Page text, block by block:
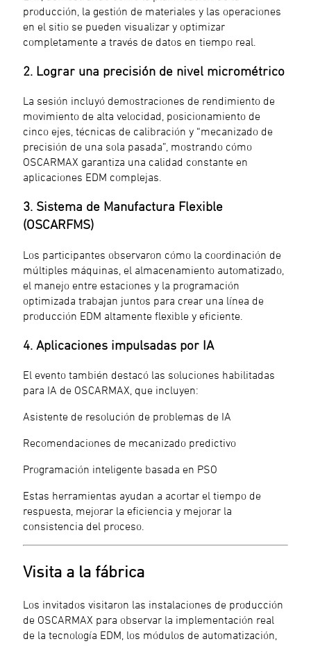
producción, la gestión de materiales y las operaciones
en el sitio se pueden visualizar y optimizar
completamente a través de datos en tiempo real.
2. Lograr una precisión de nivel micrométrico
La sesión incluyó demostraciones de rendimiento de
movimiento de alta velocidad, posicionamiento de
cinco ejes, técnicas de calibración y “mecanizado de
precisión de una sola pasada”, mostrando cómo
OSCARMAX garantiza una calidad constante en
aplicaciones EDM complejas.
3. Sistema de Manufactura Flexible
(OSCARFMS)
Los participantes observaron cómo la coordinación de
múltiples máquinas, el almacenamiento automatizado,
el manejo entre estaciones y la programación
optimizada trabajan juntos para crear una línea de
producción EDM altamente flexible y eficiente.
4. Aplicaciones impulsadas por IA
El evento también destacó las soluciones habilitadas
para IA de OSCARMAX, que incluyen:
Asistente de resolución de problemas de IA
Recomendaciones de mecanizado predictivo
Programación inteligente basada en PSO
Estas herramientas ayudan a acortar el tiempo de
respuesta, mejorar la eficiencia y mejorar la
consistencia del proceso.
Visita a la fábrica
Los invitados visitaron las instalaciones de producción
de OSCARMAX para observar la implementación real
de la tecnología EDM, los módulos de automatización,